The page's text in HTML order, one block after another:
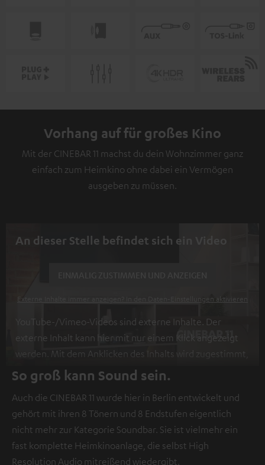
Vorhang auf für großes Kino
Mit der CINEBAR 11 machst du dein Wohnzimmer ganz
einfach zum Heimkino ohne dabei ein Vermögen
ausgeben zu müssen.
An dieser Stelle befindet sich ein Video
Externe Inhalte immer anzeigen? In den Daten‑Einstellungen aktivieren
YouTube-/Vimeo-Videos sind externe Inhalte. Der
externe Inhalt kann hier mit nur einem Klick angezeigt
werden. Mit dem Anklicken des Inhalts wird zugestimmt,
dass externe Inhalte angezeigt werden. Dabei können
personenbezogene Daten an Drittplattformen
übermittelt werden.Weitere Informationen sind in der
Datenschutzerklärung unter I zu finden.
So groß kann Sound sein.
Auch die CINEBAR 11 wurde hier in Berlin entwickelt und
gehört mit ihren 8 Tönern und 8 Endstufen eigentlich
nicht mehr zur Kategorie Soundbar. Sie ist vielmehr ein
fast komplette Heimkinoanlage, die selbst High
Resolution Audio mitreißend wiedergibt.